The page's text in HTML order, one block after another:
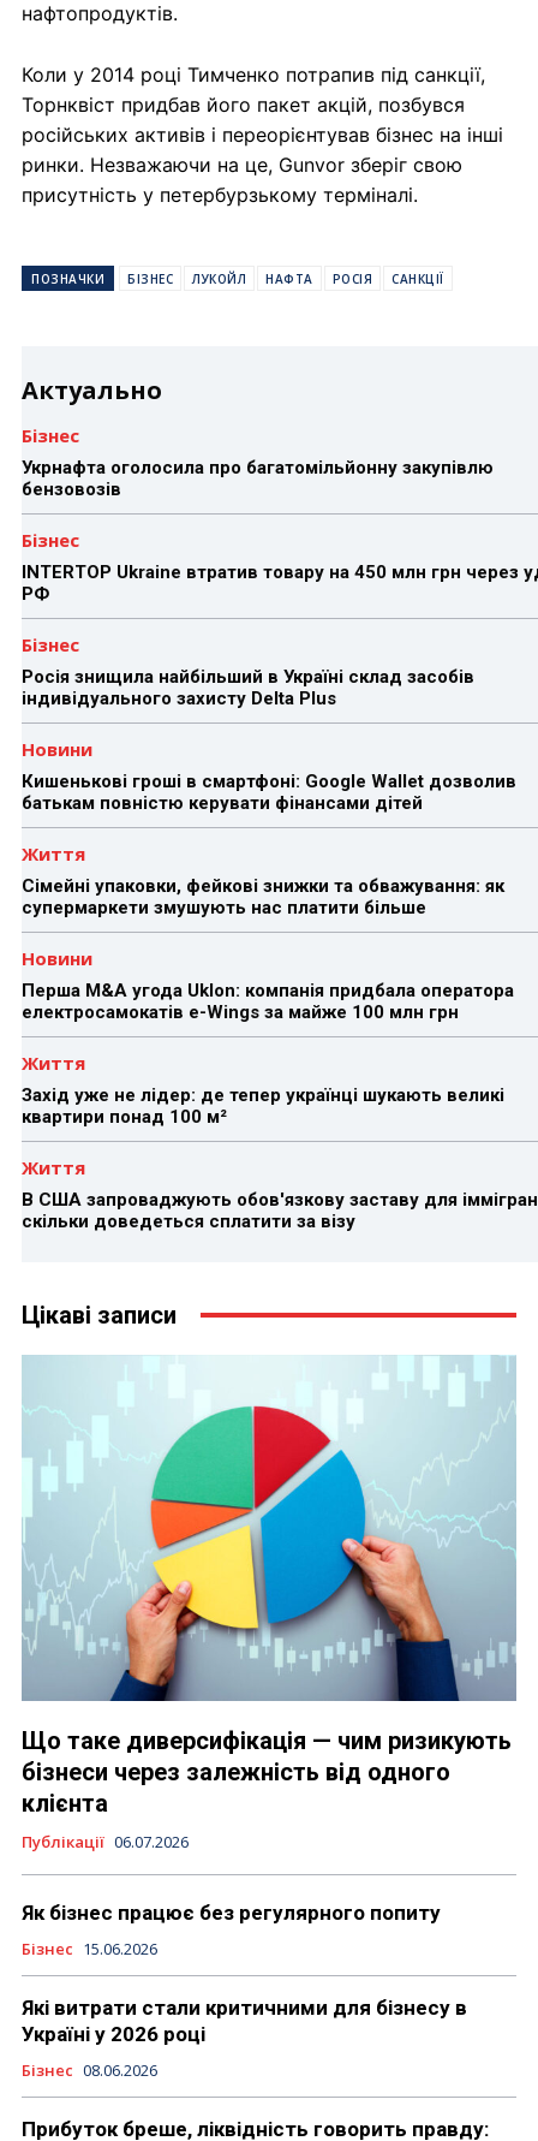
нафтопродуктів.
Коли у 2014 році Тимченко потрапив під санкції,
Торнквіст придбав його пакет акцій, позбувся
російських активів і переорієнтував бізнес на інші
ринки. Незважаючи на це, Gunvor зберіг свою
присутність у петербурзькому терміналі.
ПОЗНАЧКИ БІЗНЕС ЛУКОЙЛ НАФТА РОСІЯ САНКЦІЇ
Актуально
Бізнес
Укрнафта оголосила про багатомільйонну закупівлю
бензовозів
Бізнес
INTERTOP Ukraine втратив товару на 450 млн грн через
РФ
Бізнес
Росія знищила найбільший в Україні склад засобів
індивідуального захисту Delta Plus
Новини
Кишенькові гроші в смартфоні: Google Wallet дозволив
батькам повністю керувати фінансами дітей
Життя
Сімейні упаковки, фейкові знижки та обважування: як
супермаркети змушують нас платити більше
Новини
Перша M&A угода Uklon: компанія придбала оператора
електросамокатів e-Wings за майже 100 млн грн
Життя
Захід уже не лідер: де тепер українці шукають великі
квартири понад 100 м²
Життя
В США запроваджують обов'язкову заставу для
скільки доведеться сплатити за візу
Цікаві записи
Що таке диверсифікація — чим ризикують
бізнеси через залежність від одного
клієнта
Публікації 06.07.2026
Як бізнес працює без регулярного попиту
Бізнес 15.06.2026
Які витрати стали критичними для бізнесу в
Україні у 2026 році
Бізнес 08.06.2026
Прибуток бреше, ліквідність говорить правду: